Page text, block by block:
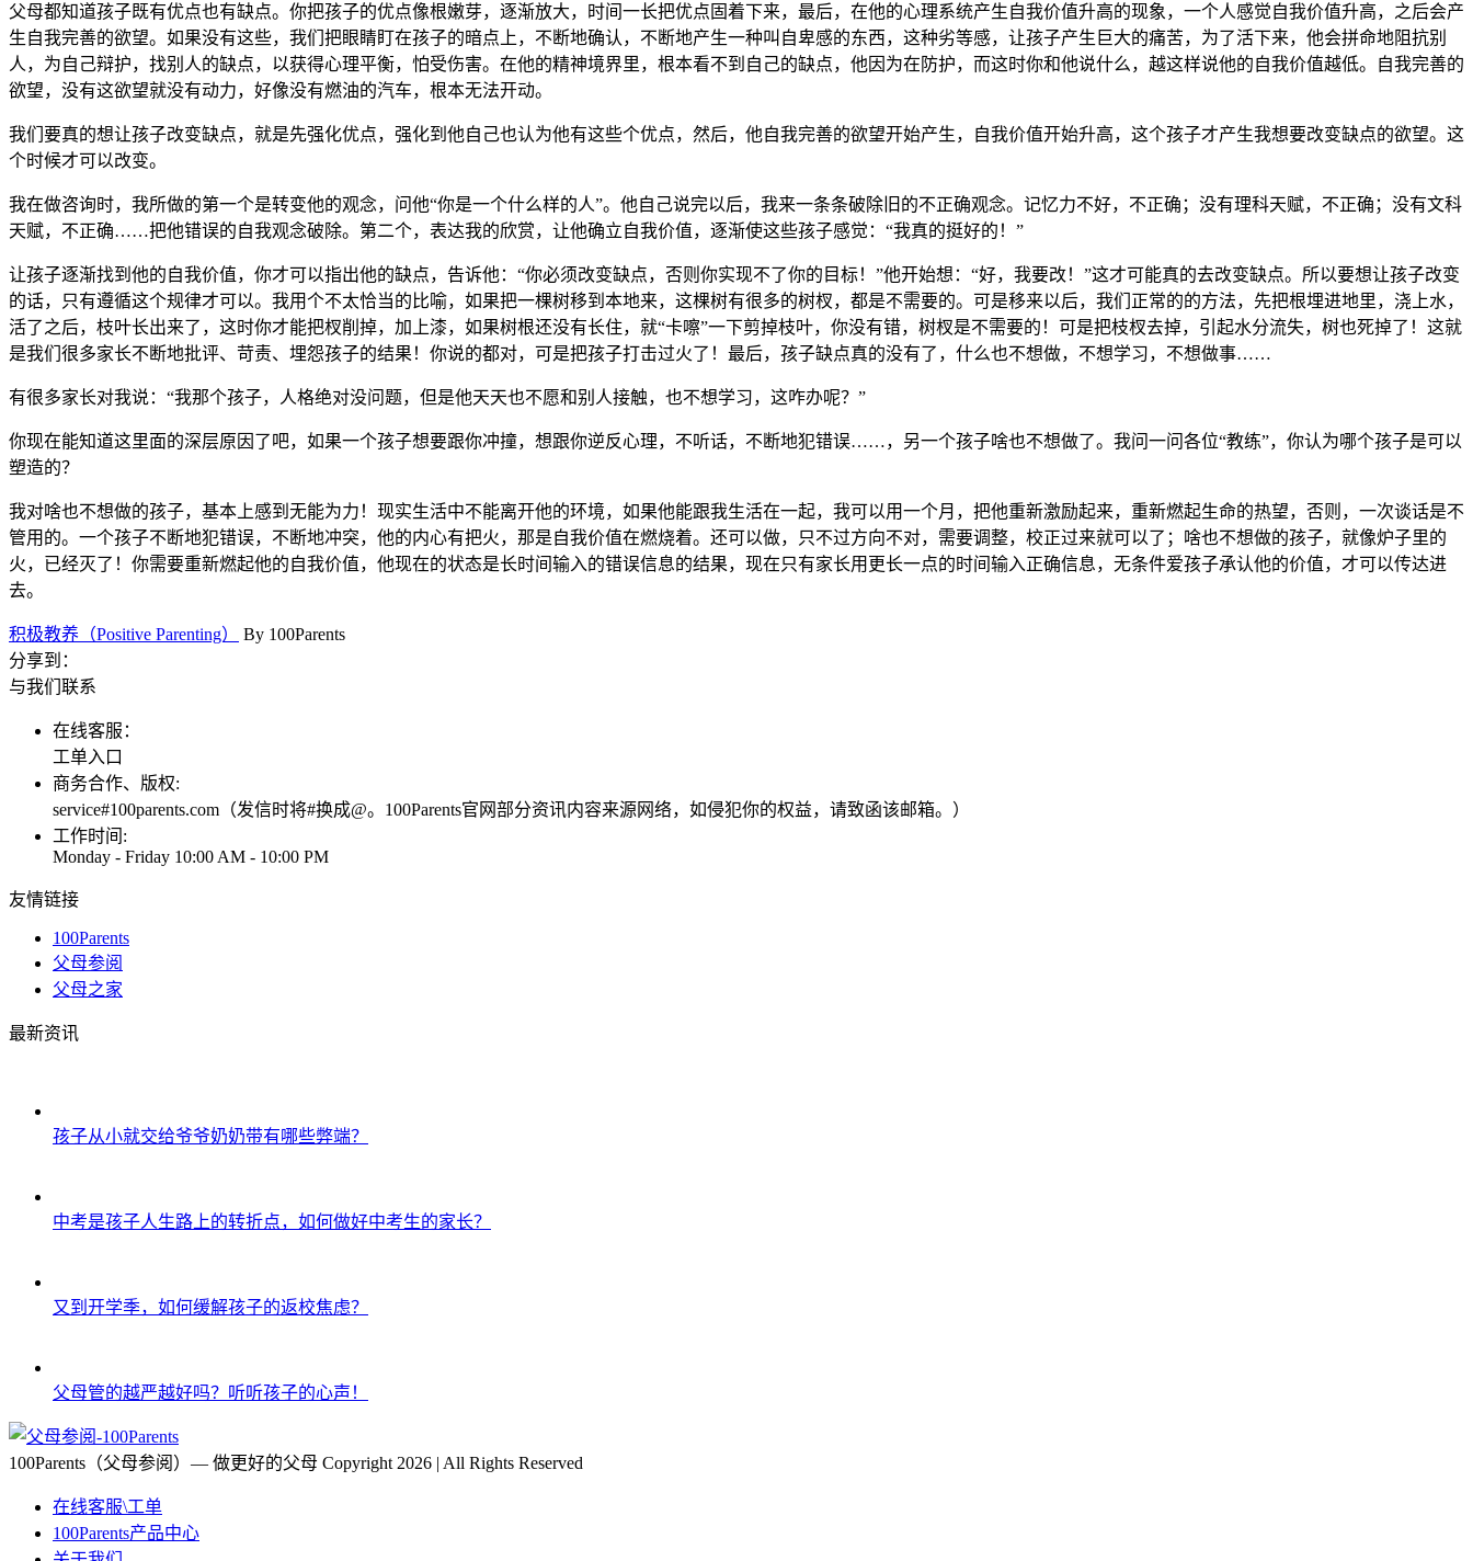
父母都知道孩子既有优点也有缺点。你把孩子的优点像根嫩芽，逐渐放大，时间一长把优点固着下来，最后，在他的心理系统产生自我价值升高的现象，一个人感觉自我价值升高，之后会产
生自我完善的欲望。如果没有这些，我们把眼睛盯在孩子的暗点上，不断地确认，不断地产生一种叫自卑感的东西，这种劣等感，让孩子产生巨大的痛苦，为了活下来，他会拼命地阻抗别
人，为自己辩护，找别人的缺点，以获得心理平衡，怕受伤害。在他的精神境界里，根本看不到自己的缺点，他因为在防护，而这时你和他说什么，越这样说他的自我价值越低。自我完善的
欲望，没有这欲望就没有动力，好像没有燃油的汽车，根本无法开动。
我们要真的想让孩子改变缺点，就是先强化优点，强化到他自己也认为他有这些个优点，然后，他自我完善的欲望开始产生，自我价值开始升高，这个孩子才产生我想要改变缺点的欲望。这
个时候才可以改变。
我在做咨询时，我所做的第一个是转变他的观念，问他“你是一个什么样的人”。他自己说完以后，我来一条条破除旧的不正确观念。记忆力不好，不正确；没有理科天赋，不正确；没有文科
天赋，不正确……把他错误的自我观念破除。第二个，表达我的欣赏，让他确立自我价值，逐渐使这些孩子感觉：“我真的挺好的！”
让孩子逐渐找到他的自我价值，你才可以指出他的缺点，告诉他：“你必须改变缺点，否则你实现不了你的目标！”他开始想：“好，我要改！”这才可能真的去改变缺点。所以要想让孩子改变
的话，只有遵循这个规律才可以。我用个不太恰当的比喻，如果把一棵树移到本地来，这棵树有很多的树杈，都是不需要的。可是移来以后，我们正常的的方法，先把根埋进地里，浇上水，
活了之后，枝叶长出来了，这时你才能把杈削掉，加上漆，如果树根还没有长住，就“卡嚓”一下剪掉枝叶，你没有错，树杈是不需要的！可是把枝杈去掉，引起水分流失，树也死掉了！这就
是我们很多家长不断地批评、苛责、埋怨孩子的结果！你说的都对，可是把孩子打击过火了！最后，孩子缺点真的没有了，什么也不想做，不想学习，不想做事……
有很多家长对我说：“我那个孩子，人格绝对没问题，但是他天天也不愿和别人接触，也不想学习，这咋办呢？”
你现在能知道这里面的深层原因了吧，如果一个孩子想要跟你冲撞，想跟你逆反心理，不听话，不断地犯错误……，另一个孩子啥也不想做了。我问一问各位“教练”，你认为哪个孩子是可以
塑造的？
我对啥也不想做的孩子，基本上感到无能为力！现实生活中不能离开他的环境，如果他能跟我生活在一起，我可以用一个月，把他重新激励起来，重新燃起生命的热望，否则，一次谈话是不
管用的。一个孩子不断地犯错误，不断地冲突，他的内心有把火，那是自我价值在燃烧着。还可以做，只不过方向不对，需要调整，校正过来就可以了；啥也不想做的孩子，就像炉子里的
火，已经灭了！你需要重新燃起他的自我价值，他现在的状态是长时间输入的错误信息的结果，现在只有家长用更长一点的时间输入正确信息，无条件爱孩子承认他的价值，才可以传达进
去。
积极教养（Positive Parenting） By 100Parents
分享到：
与我们联系
在线客服：
工单入口
商务合作、版权:
service#100parents.com（发信时将#换成@。100Parents官网部分资讯内容来源网络，如侵犯你的权益，请致函该邮箱。）
工作时间:
Monday - Friday 10:00 AM - 10:00 PM
友情链接
100Parents
父母参阅
父母之家
最新资讯
孩子从小就交给爷爷奶奶带有哪些弊端？
中考是孩子人生路上的转折点，如何做好中考生的家长？
又到开学季，如何缓解孩子的返校焦虑？
父母管的越严越好吗？听听孩子的心声！
100Parents（父母参阅）— 做更好的父母 Copyright 2026 | All Rights Reserved
在线客服\工单
100Parents产品中心